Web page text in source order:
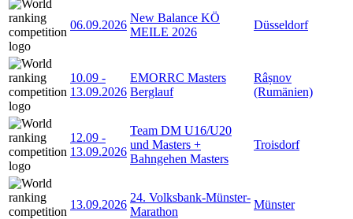
06.09.2026
New Balance KÖ
MEILE 2026
Düsseldorf
10.09 -
13.09.2026
EMORRC Masters
Berglauf
Râșnov
(Rumänien)
12.09 -
13.09.2026
Team DM U16/U20
und Masters +
Bahngehen Masters
Troisdorf
13.09.2026
24. Volksbank-Münster-
Marathon
Münster